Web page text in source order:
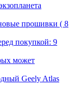
прошивки ( 8
покупкой: 9
может
Geely Atlas